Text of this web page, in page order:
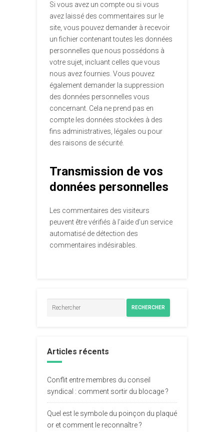
Si vous avez un compte ou si vous
avez laissé des commentaires sur le
site, vous pouvez demander à recevoir
un fichier contenant toutes les données
personnelles que nous possédons à
votre sujet, incluant celles que vous
nous avez fournies. Vous pouvez
également demander la suppression
des données personnelles vous
concernant. Cela ne prend pas en
compte les données stockées à des
fins administratives, légales ou pour
des raisons de sécurité.
Transmission de vos
données personnelles
Les commentaires des visiteurs
peuvent être vérifiés à l’aide d’un service
automatisé de détection des
commentaires indésirables.
RECHERCHER
Articles récents
Conflit entre membres du conseil
syndical : comment sortir du blocage ?
Quel est le symbole du poinçon du plaqué
or et comment le reconnaître ?